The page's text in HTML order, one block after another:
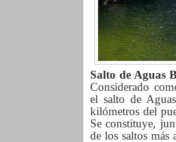
Salto de Aguas
Considerado
el salto de
kilómetros del
Se constituye,
de los saltos más